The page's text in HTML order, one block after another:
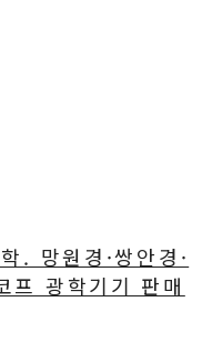
. 망원경·쌍안경·
프 광학기기 판매